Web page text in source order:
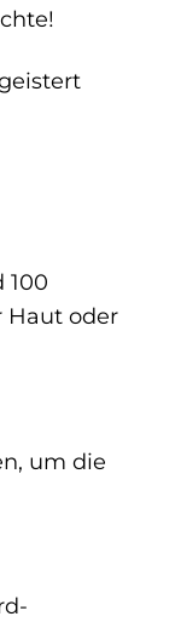
100
Haut oder
um die